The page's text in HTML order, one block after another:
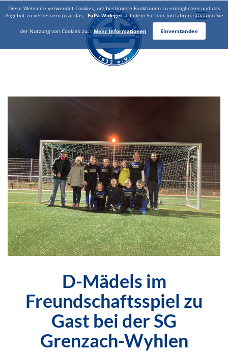
Toggle
D-Mädels im
Freundschaftsspiel zu
Gast bei der SG
Grenzach-Wyhlen
Diese Webseite verwendet Cookies, um bestimmte Funktionen zu ermöglichen und das
Angebot zu verbessern (u.a. das
FuPa-Wideget ). Indem Sie hier fortfahren, stimmen Sie
der Nutzung von Cookies zu. Mehr Informationen Einverstanden